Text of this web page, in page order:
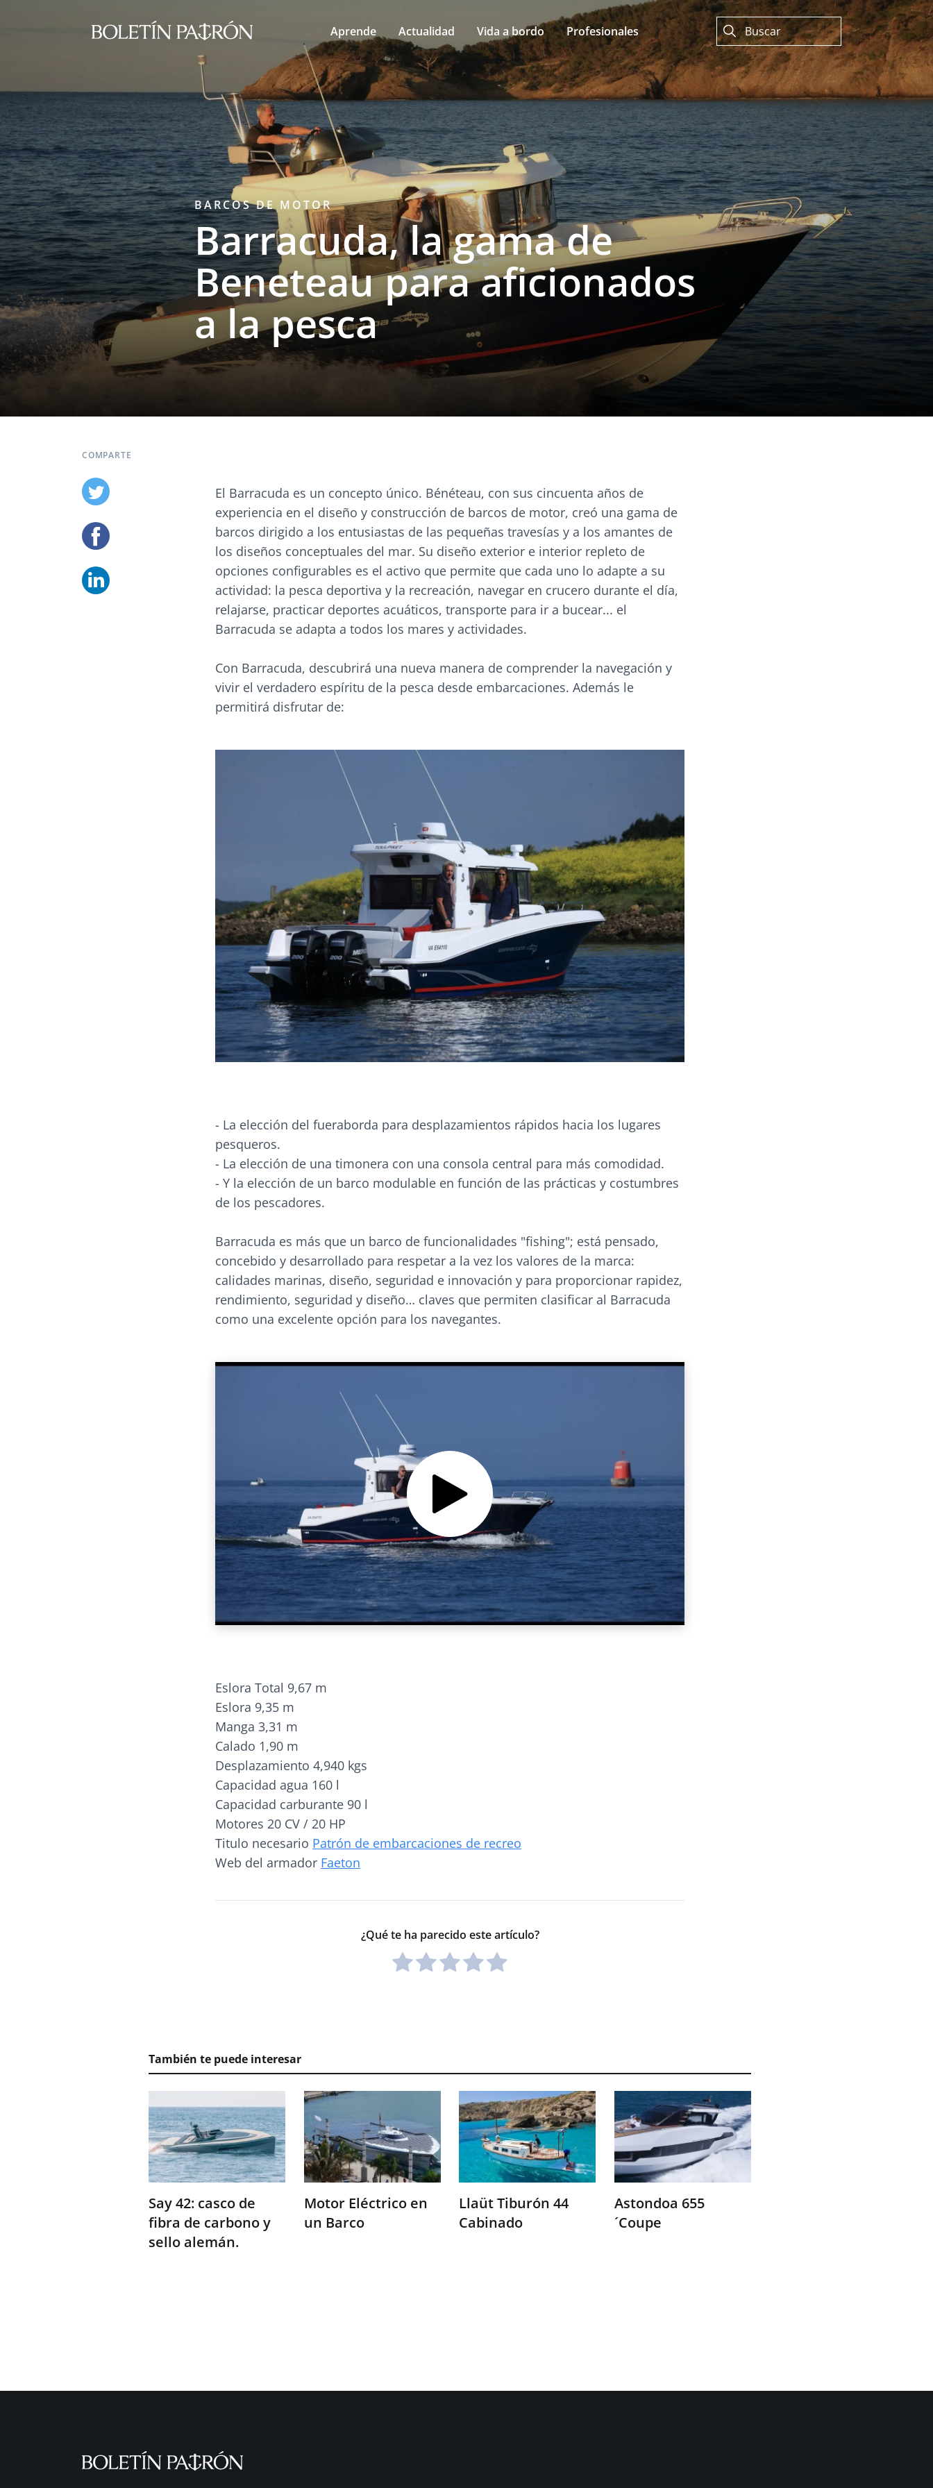
Aprende Actualidad Vida a bordo Profesionales
BARCOS DE MOTOR
Barracuda, la gama de
Beneteau para aficionados
a la pesca
COMPARTE
El Barracuda es un concepto único. Bénéteau, con sus cincuenta años de
experiencia en el diseño y construcción de barcos de motor, creó una gama de
barcos dirigido a los entusiastas de las pequeñas travesías y a los amantes de
los diseños conceptuales del mar. Su diseño exterior e interior repleto de
opciones configurables es el activo que permite que cada uno lo adapte a su
actividad: la pesca deportiva y la recreación, navegar en crucero durante el día,
relajarse, practicar deportes acuáticos, transporte para ir a bucear... el
Barracuda se adapta a todos los mares y actividades.
Con Barracuda, descubrirá una nueva manera de comprender la navegación y
vivir el verdadero espíritu de la pesca desde embarcaciones. Además le
permitirá disfrutar de:
- La elección del fueraborda para desplazamientos rápidos hacia los lugares
pesqueros.
- La elección de una timonera con una consola central para más comodidad.
- Y la elección de un barco modulable en función de las prácticas y costumbres
de los pescadores.
Barracuda es más que un barco de funcionalidades "fishing"; está pensado,
concebido y desarrollado para respetar a la vez los valores de la marca:
calidades marinas, diseño, seguridad e innovación y para proporcionar rapidez,
rendimiento, seguridad y diseño… claves que permiten clasificar al Barracuda
como una excelente opción para los navegantes.
Eslora Total 9,67 m
Eslora 9,35 m
Manga 3,31 m
Calado 1,90 m
Desplazamiento 4,940 kgs
Capacidad agua 160 l
Capacidad carburante 90 l
Motores 20 CV / 20 HP
Titulo necesario Patrón de embarcaciones de recreo
Web del armador Faeton
¿Qué te ha parecido este artículo?
También te puede interesar
Say 42: casco de
fibra de carbono y
sello alemán.
Motor Eléctrico en
un Barco
Llaüt Tiburón 44
Cabinado
Astondoa 655
´Coupe